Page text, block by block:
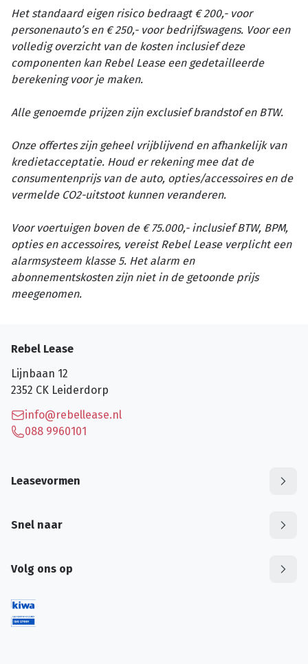
Het standaard eigen risico bedraagt € 200,- voor
personenauto’s en € 250,- voor bedrijfswagens. Voor een
volledig overzicht van de kosten inclusief deze
componenten kan Rebel Lease een gedetailleerde
berekening voor je maken.
Alle genoemde prijzen zijn exclusief brandstof en BTW.
Onze offertes zijn geheel vrijblijvend en afhankelijk van
kredietacceptatie. Houd er rekening mee dat de
consumentenprijs van de auto, opties/accessoires en de
vermelde CO2-uitstoot kunnen veranderen.
Voor voertuigen boven de € 75.000,- inclusief BTW, BPM,
opties en accessoires, vereist Rebel Lease verplicht een
alarmsysteem klasse 5. Het alarm en
abonnementskosten zijn niet in de getoonde prijs
meegenomen.
Rebel Lease
Lijnbaan 12
2352 CK Leiderdorp
info@rebellease.nl
088 9960101
Leasevormen
Snel naar
Volg ons op